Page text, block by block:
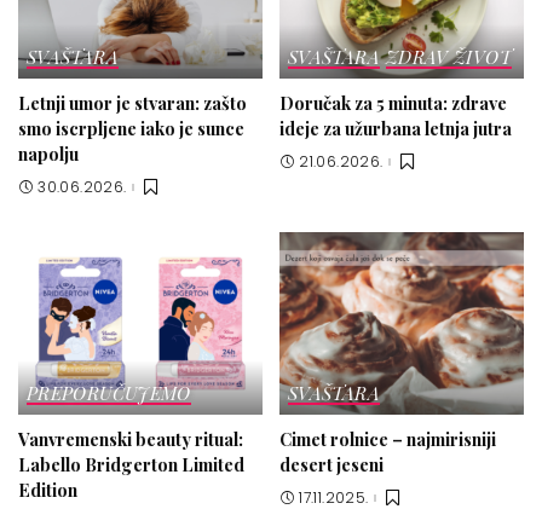
SVAŠTARA
Letnji umor je stvaran: zašto
smo iscrpljene iako je sunce
napolju
30.06.2026.
SVAŠTARA ZDRAV ŽIVOT
Doručak za 5 minuta: zdrave
ideje za užurbana letnja jutra
21.06.2026.
PREPORUČUJEMO
Vanvremenski beauty ritual:
Labello Bridgerton Limited
Edition
SVAŠTARA
Cimet rolnice – najmirisniji
desert jeseni
17.11.2025.